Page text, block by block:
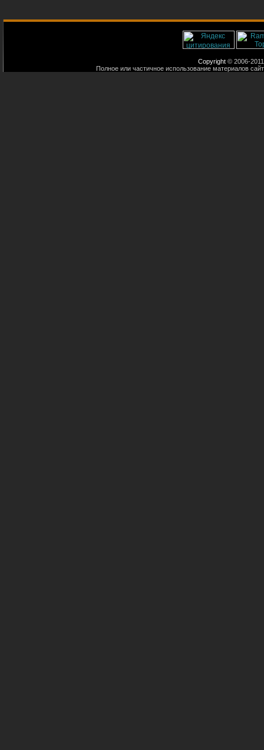
Copyright © 2006-
Полное или частичное использование материалов